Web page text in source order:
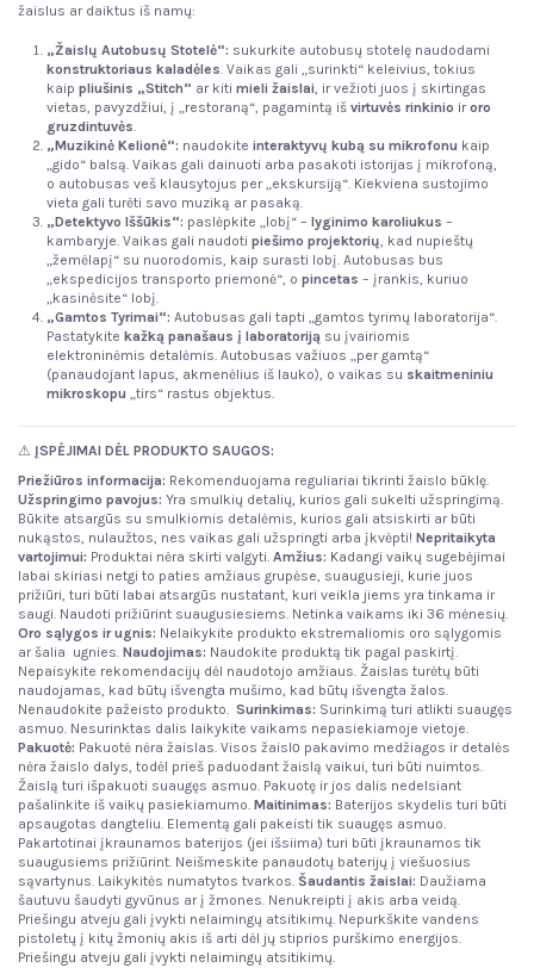
žaislus ar daiktus iš namų:
„Žaislų Autobusų Stotelė“: sukurkite autobusų stotelę naudodami
konstruktoriaus kaladėles . Vaikas gali „surinkti“ keleivius, tokius
kaip pliušinis „Stitch“ ar kiti mieli žaislai , ir vežioti juos į skirtingas
vietas, pavyzdžiui, į „restoraną“, pagamintą iš virtuvės rinkinio iroro
gruzdintuvės
„Muzikinė Kelionė“: naudokite interaktyvų kubą su mikrofonu kaip
„gido“ balsą. Vaikas gali dainuoti arba pasakoti istorijas į mikrofoną,
o autobusas veš klausytojus per „ekskursiją“. Kiekviena sustojimo
vieta gali turėti savo muziką ar pasaką.
„Detektyvo Iššūkis“: paslėpkite „lobį“ – lyginimo karoliukus –
kambaryje. Vaikas gali naudoti piešimo projektorių , kad nupieštų
„žemėlapį“ su nuorodomis, kaip surasti lobį. Autobusas bus
„ekspedicijos transporto priemonė“, o pincetas – įrankis, kuriuo
„kasinėsite“ lobį.
„Gamtos Tyrimai“: Autobusas gali tapti „gamtos tyrimų laboratorija“.
Pastatykite kažką panašaus į laboratoriją su įvairiomis
elektroninėmis detalėmis. Autobusas važiuos „per gamtą“
(panaudojant lapus, akmenėlius iš lauko), o vaikas su skaitmeniniu
mikroskopu „tirs“ rastus objektus.
⚠ ĮSPĖJIMAI DĖL PRODUKTO SAUGOS:
Priežiūros informacija: Rekomenduojama reguliariai tikrinti žaislo būklę.
Užspringimo pavojus: Yra smulkių detalių, kurios gali sukelti užspringimą.
Būkite atsargūs su smulkiomis detalėmis, kurios gali atsiskirti ar būti
nukąstos, nulaužtos, nes vaikas gali užspringti arba įkvėpti! Nepritaikyta
vartojimui: Produktai nėra skirti valgyti. Amžius: Kadangi vaikų sugebėjimai
labai skiriasi netgi to paties amžiaus grupėse, suaugusieji, kurie juos
prižiūri, turi būti labai atsargūs nustatant, kuri veikla jiems yra tinkama ir
saugi. Naudoti prižiūrint suaugusiesiems. Netinka vaikams iki 36 mėnesių.
Oro sąlygos ir ugnis: Nelaikykite produkto ekstremaliomis oro sąlygomis
ar šalia ugnies. Naudojimas: Naudokite produktą tik pagal paskirtį.
Nepaisykite rekomendacijų dėl naudotojo amžiaus. Žaislas turėtų būti
naudojamas, kad būtų išvengta mušimo, kad būtų išvengta žalos.
Nenaudokite pažeisto produkto. Surinkimas: Surinkimą turi atlikti suaugęs
asmuo. Nesurinktas dalis laikykite vaikams nepasiekiamoje vietoje.
Pakuotė: Pakuotė nėra žaislas. Visos žaislо pakavimo medžiagos ir detalės
nėra žaislo dalys, todėl prieš paduodant žaislą vaikui, turi būti nuimtos.
Žaislą turi išpakuoti suaugęs asmuo. Pakuotę ir jos dalis nedelsiant
pašalinkite iš vaikų pasiekiamumo. Maitinimas: Baterijos skydelis turi būti
apsaugotas dangteliu. Elementą gali pakeisti tik suaugęs asmuo.
Pakartotinai įkraunamos baterijos (jei išsiima) turi būti įkraunamos tik
suaugusiems prižiūrint. Neišmeskite panaudotų baterijų į viešuosius
sąvartynus. Laikykitės numatytos tvarkos. Šaudantis žaislai: Daužiama
šautuvu šaudyti gyvūnus ar į žmones. Nenukreipti į akis arba veidą.
Priešingu atveju gali įvykti nelaimingų atsitikimų. Nepurkškite vandens
pistoletų į kitų žmonių akis iš arti dėl jų stiprios purškimo energijos.
Priešingu atveju gali įvykti nelaimingų atsitikimų.